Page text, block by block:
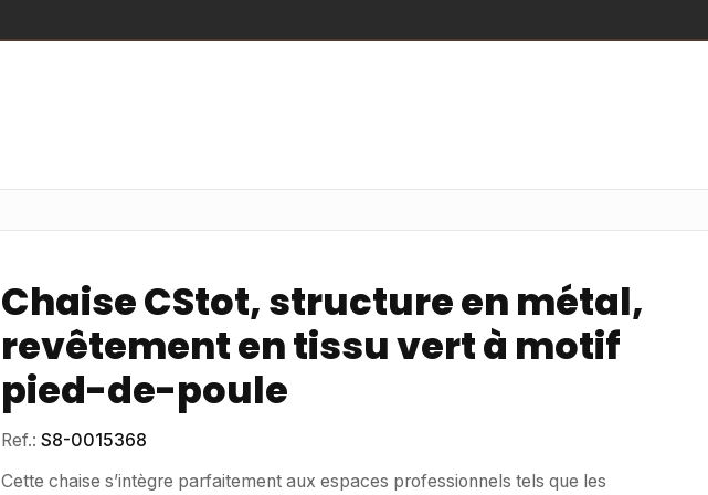
Chaise CStot, structure en métal,
revêtement en tissu vert à motif
pied-de-poule
Ref.: S8-0015368
Cette chaise s’intègre parfaitement aux espaces professionnels tels que les